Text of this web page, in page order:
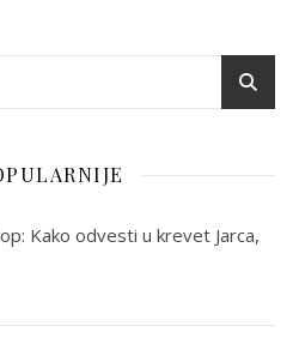
Kako odvesti u krevet Jarca,